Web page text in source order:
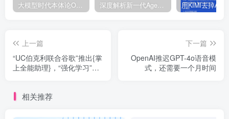
大模型时代本体论Ontology驱动的AI知识引擎助力企业智能决策系统的未来进化-一篇献给企业董事会和CIO的深度思考(第一篇) 深度解析新一代Agent框架Agno, 号称比LangGraph快5000倍!
上一篇
“UC伯克利联合谷歌”推出{掌
上全能助理}，“强化学习”赋
下一篇
OpenAI推迟GPT-4o语音模
式，还需要一个月时间
相关推荐